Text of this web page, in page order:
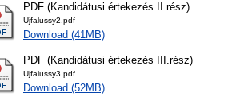
PDF (Kandidátusi értekezés II.rész)
Ujfalussy2.pdf
Download (41MB)
PDF (Kandidátusi értekezés III.rész)
Ujfalussy3.pdf
Download (52MB)